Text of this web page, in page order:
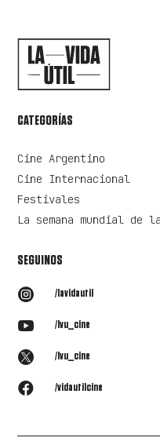
CATEGORÍAS
Cine Argentino
Cine Internacional
Festivales
La semana mundial
SEGUINOS
 /lavidautil
 /lvu_cine
 /lvu_cine
 /vidautilcine